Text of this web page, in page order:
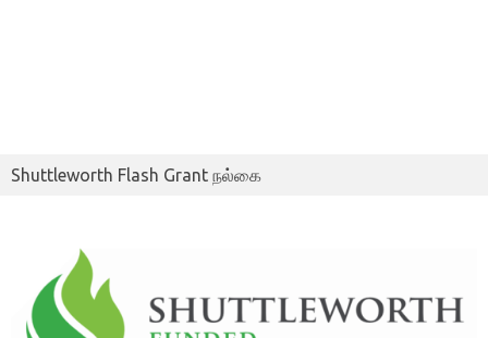
Shuttleworth Flash Grant நல்கை